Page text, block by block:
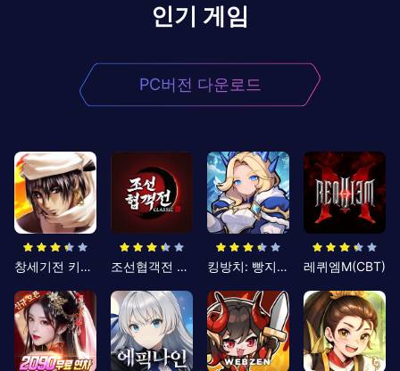
인기 게임
PC버전 다운로드
창세기전 키우기 조선협객전 클래식 킹방치: 빵지의 제왕 레퀴엠M(CBT)